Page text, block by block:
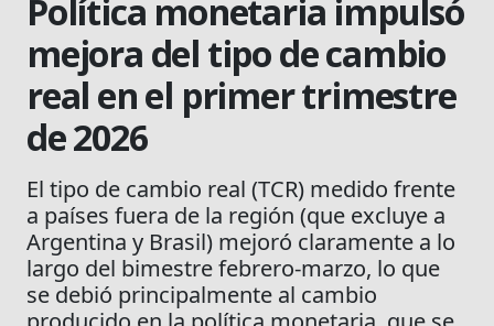
Política monetaria impulsó
mejora del tipo de cambio
real en el primer trimestre
de 2026
El tipo de cambio real (TCR) medido frente
a países fuera de la región (que excluye a
Argentina y Brasil) mejoró claramente a lo
largo del bimestre febrero-marzo, lo que
se debió principalmente al cambio